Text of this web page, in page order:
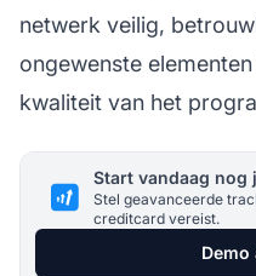
netwerk veilig,
ongewenste
kwaliteit van het
Start vandaag nog
Stel geavanceerde
creditcard vereist.
Demo